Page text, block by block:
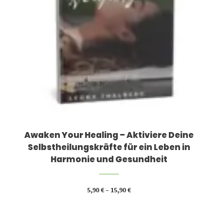
Awaken Your Healing – Aktiviere Deine
Selbstheilungskräfte für ein Leben in
Harmonie und Gesundheit
5,90€– 15,90€